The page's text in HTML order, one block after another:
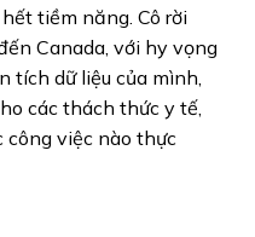
tiềm năng. Cô rời
Canada, với hy vọng
tích dữ liệu của mình,
các thách thức y tế,
việc nào thực